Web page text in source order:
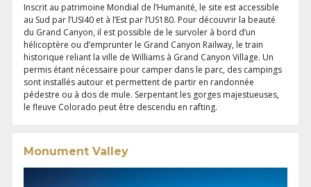
Inscrit au patrimoine Mondial de l’Humanité, le site est accessible
au Sud par l’USI40 et à l’Est par l’US180. Pour découvrir la beauté
du Grand Canyon, il est possible de le survoler à bord d’un
hélicoptère ou d’emprunter le Grand Canyon Railway, le train
historique reliant la ville de Williams à Grand Canyon Village. Un
permis étant nécessaire pour camper dans le parc, des campings
sont installés autour et permettent de partir en randonnée
pédestre ou à dos de mule. Serpentant les gorges majestueuses,
le fleuve Colorado peut être descendu en rafting.
Monument Valley